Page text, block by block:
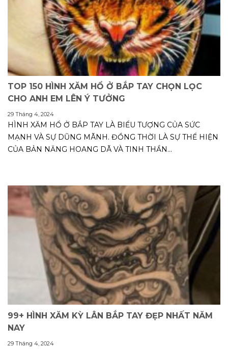
TOP 150 HÌNH XĂM HỔ Ở BẮP TAY CHỌN LỌC
CHO ANH EM LÊN Ý TƯỞNG
29 Tháng 4, 2024
HÌNH XĂM HỔ Ở BẮP TAY LÀ BIỂU TƯỢNG CỦA SỨC
MẠNH VÀ SỰ DŨNG MÃNH. ĐỒNG THỜI LÀ SỰ THỂ HIỆN
CỦA BẢN NĂNG HOANG DÃ VÀ TINH THẦN...
99+ HÌNH XĂM KỲ LÂN BẮP TAY ĐẸP NHẤT NĂM
NAY
29 Tháng 4, 2024